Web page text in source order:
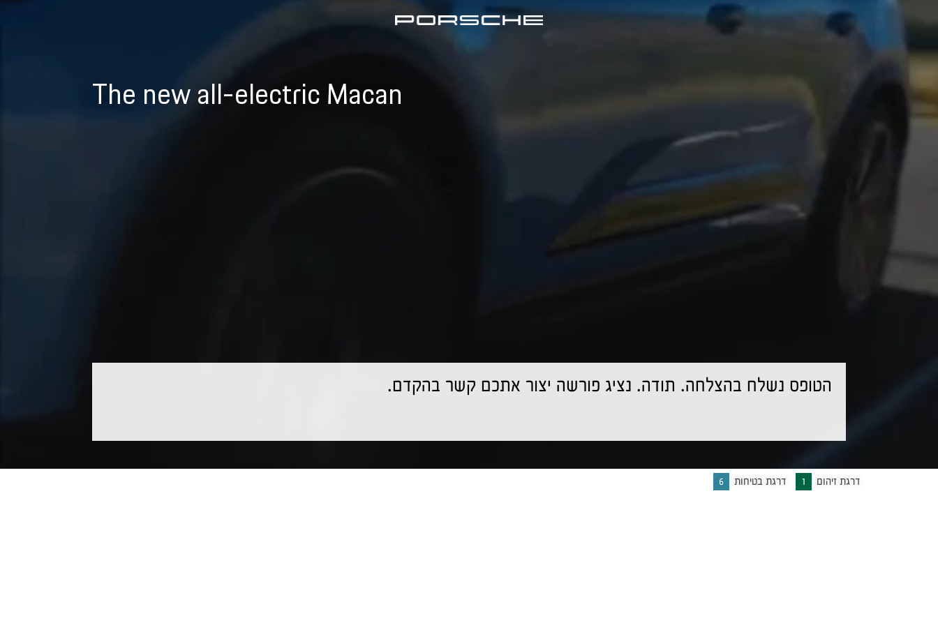
The new all-electric Macan
הטופס נשלח בהצלחה. תודה. נציג פורשה יצור אתכם קשר בהקדם.
דרגת זיהום 1 דרגת בטיחות 6